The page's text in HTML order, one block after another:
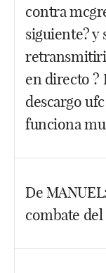
publicar.
para facilitar,
empezará el
(hora
principal con
a las 5.45/
debería faltar
contra
siguiente? y
en directo ?
descargo
funciona
que tienes 24
más o menos
De
combate del